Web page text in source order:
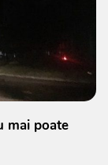
mai poate